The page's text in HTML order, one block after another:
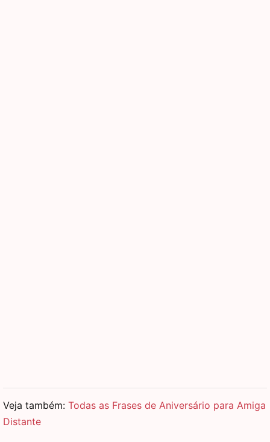
Veja também: Todas as Frases de Aniversário para Amiga
Distante